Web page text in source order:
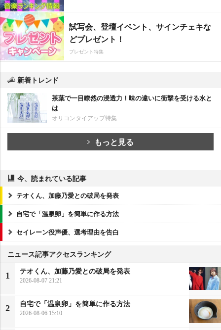
試写会、登壇イベント、サインチェキな
どプレゼント！
プレゼント特集
新着トレンド
茶葉で一目瞭然の浸透力！味の違いに衝撃を受ける水と
は
オリコンタイアップ特集
もっと見る
今、読まれている記事
テオくん、加藤乃愛との破局を発表
自宅で「温泉卵」を簡単に作る方法
セイレーン役声優、選考理由を告白
ニュース記事アクセスランキング
1
テオくん、加藤乃愛との破局を発表
2026-08-07 21:21
2
自宅で「温泉卵」を簡単に作る方法
2026-08-06 15:10